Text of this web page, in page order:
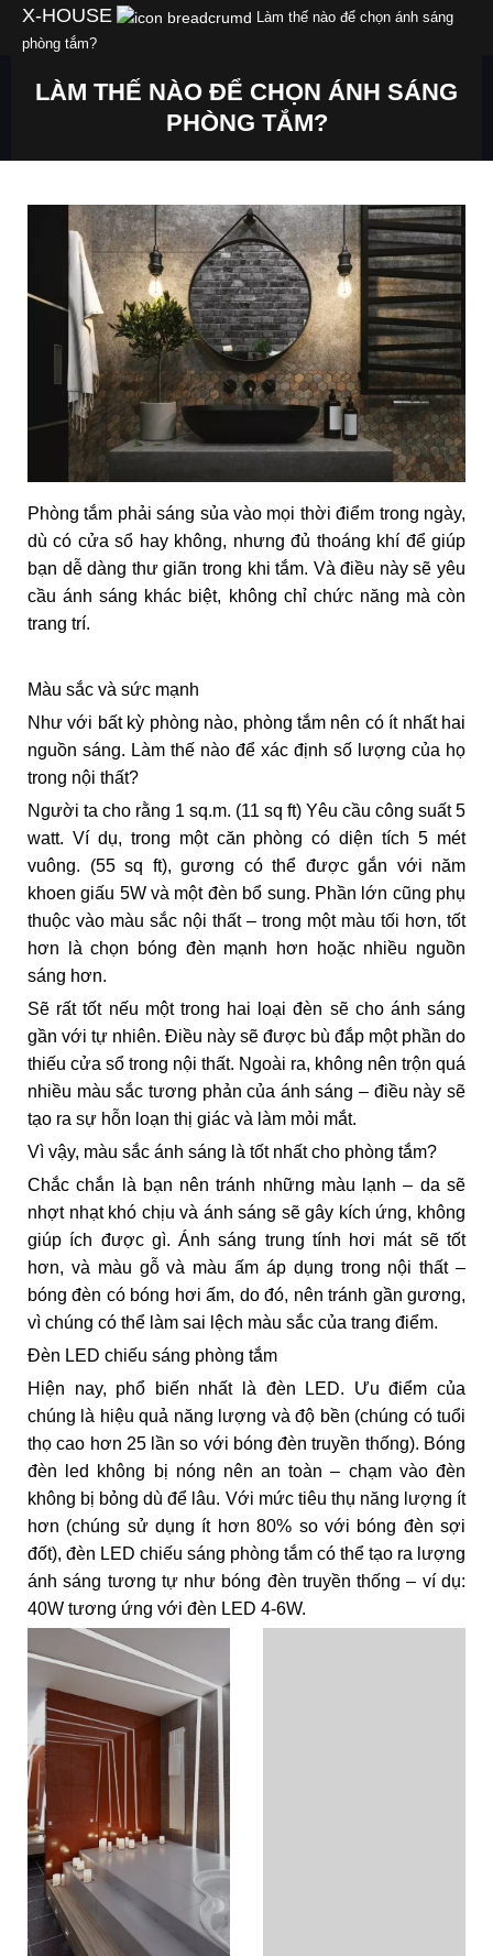
SkipX-HOUSE
Làm thế nào để chọn ánh sáng
phòng tắm?
LÀM THẾ NÀO ĐỂ CHỌN ÁNH SÁNG
PHÒNG TẮM?
Phòng tắm phải sáng sủa vào mọi thời điểm trong ngày,
dù có cửa sổ hay không, nhưng đủ thoáng khí để giúp
bạn dễ dàng thư giãn trong khi tắm. Và điều này sẽ yêu
cầu ánh sáng khác biệt, không chỉ chức năng mà còn
trang trí.
Màu sắc và sức mạnh
Như với bất kỳ phòng nào, phòng tắm nên có ít nhất hai
nguồn sáng. Làm thế nào để xác định số lượng của họ
trong nội thất?
Người ta cho rằng 1 sq.m. (11 sq ft) Yêu cầu công suất 5
watt. Ví dụ, trong một căn phòng có diện tích 5 mét
vuông. (55 sq ft), gương có thể được gắn với năm
khoen giấu 5W và một đèn bổ sung. Phần lớn cũng phụ
thuộc vào màu sắc nội thất – trong một màu tối hơn, tốt
hơn là chọn bóng đèn mạnh hơn hoặc nhiều nguồn
sáng hơn.
Sẽ rất tốt nếu một trong hai loại đèn sẽ cho ánh sáng
gần với tự nhiên. Điều này sẽ được bù đắp một phần do
thiếu cửa sổ trong nội thất. Ngoài ra, không nên trộn quá
nhiều màu sắc tương phản của ánh sáng – điều này sẽ
tạo ra sự hỗn loạn thị giác và làm mỏi mắt.
Vì vậy, màu sắc ánh sáng là tốt nhất cho phòng tắm?
Chắc chắn là bạn nên tránh những màu lạnh – da sẽ
nhợt nhạt khó chịu và ánh sáng sẽ gây kích ứng, không
giúp ích được gì. Ánh sáng trung tính hơi mát sẽ tốt
hơn, và màu gỗ và màu ấm áp dụng trong nội thất –
bóng đèn có bóng hơi ấm, do đó, nên tránh gần gương,
vì chúng có thể làm sai lệch màu sắc của trang điểm.
Đèn LED chiếu sáng phòng tắm
Hiện nay, phổ biến nhất là đèn LED. Ưu điểm của
chúng là hiệu quả năng lượng và độ bền (chúng có tuổi
thọ cao hơn 25 lần so với bóng đèn truyền thống). Bóng
đèn led không bị nóng nên an toàn – chạm vào đèn
không bị bỏng dù để lâu. Với mức tiêu thụ năng lượng ít
hơn (chúng sử dụng ít hơn 80% so với bóng đèn sợi
đốt), đèn LED chiếu sáng phòng tắm có thể tạo ra lượng
ánh sáng tương tự như bóng đèn truyền thống – ví dụ:
40W tương ứng với đèn LED 4-6W.